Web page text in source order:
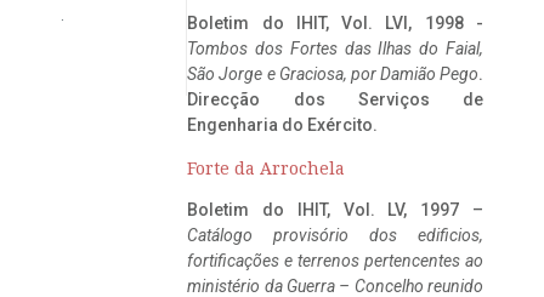
Boletim do IHIT, Vol. LVI, 1998 -
Tombos dos Fortes das Ilhas do Faial,
São Jorge e Graciosa, por Damião Pego.
Direcção dos Serviços de
Engenharia do Exército.
Forte da Arrochela
Boletim do IHIT, Vol. LV, 1997 –
Catálogo provisório dos edificios,
fortificações e terrenos pertencentes ao
ministério da Guerra – Concelho reunido